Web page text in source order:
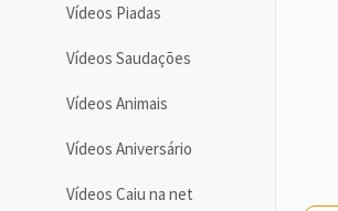
Vídeos Piadas
Vídeos Saudações
Vídeos Animais
Vídeos Aniversário
Vídeos Caiu na net